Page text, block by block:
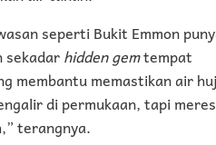
seperti Bukit Emmon
sekadarhidden gemtempat
membantu memastikan air
di permukaan, tapi
terangnya.